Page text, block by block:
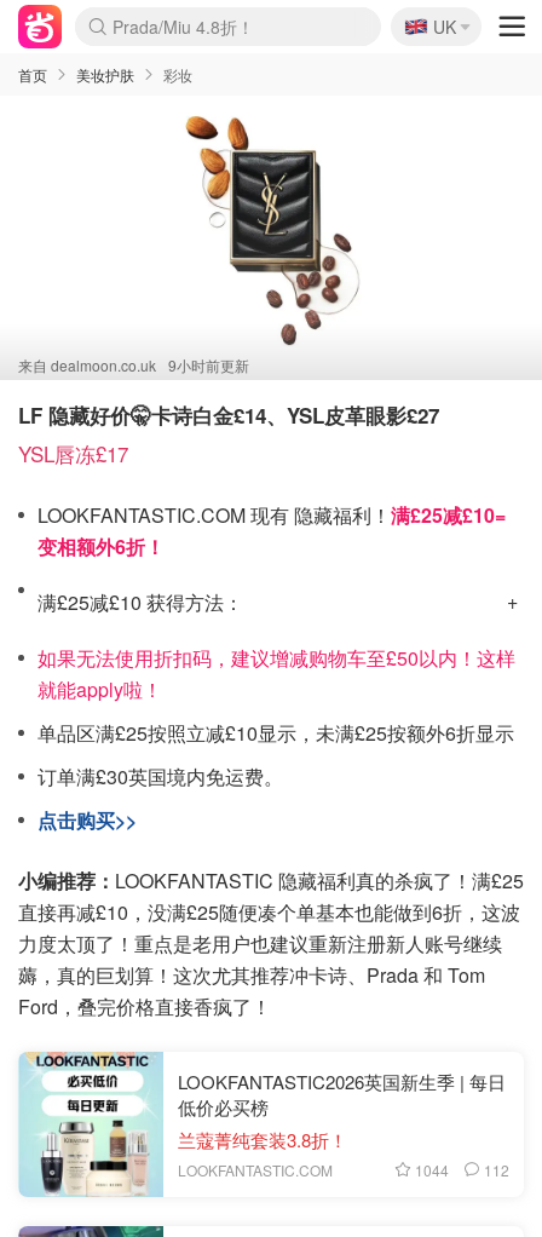
麦卢卡蜂蜜夏促！个位数！
Prada/Miu 4.8折！
啥？必胜客披萨5折！
🇬🇧
UK
首页 美妆护肤 彩妆
来自 dealmoon.co.uk 9小时前更新
LF 隐藏好价🤫卡诗白金£14、YSL皮革眼影£27
YSL唇冻£17
LOOKFANTASTIC.COM 现有 隐藏福利！ 满£25减£10=
变相额外6折！
满£25减£10 获得方法：
如果无法使用折扣码，建议增减购物车至£50以内！这样
就能apply啦！
单品区满£25按照立减£10显示，未满£25按额外6折显示
订单满£30英国境内免运费。
点击购买>>
小编推荐： LOOKFANTASTIC 隐藏福利真的杀疯了！满£25
直接再减£10，没满£25随便凑个单基本也能做到6折，这波
力度太顶了！重点是老用户也建议重新注册新人账号继续
薅，真的巨划算！这次尤其推荐冲卡诗、Prada 和 Tom
Ford，叠完价格直接香疯了！
LOOKFANTASTIC2026英国新生季 | 每日
低价必买榜
兰蔻菁纯套装3.8折！
LOOKFANTASTIC.COM 1044 112